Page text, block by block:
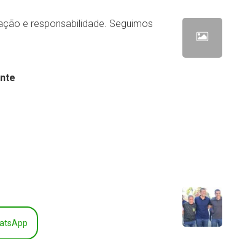
e responsabilidade. Seguimos